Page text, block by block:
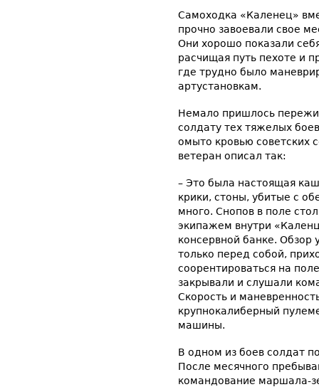
Самоходка «Каленец»
прочно завоевали свое
Они хорошо показали
расчищая путь пехоте и
где трудно было
артустановкам.
Немало пришлось
солдату тех тяжелых
омыто кровью советских
ветеран описал так:
– Это была настоящая
крики, стоны, убитые с
много. Снопов в поле
экипажем внутри
консервной банке. Обзор
только перед собой,
соорентироваться на
закрывали и слушали
Скорость и
крупнокалиберный
машины.
В одном из боев солдат
После месячного
командование маршала-